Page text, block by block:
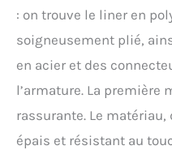
: on trouve le liner en
soigneusement plié,
en acier et des
l’armature. La
rassurante. Le
épais et résistant au